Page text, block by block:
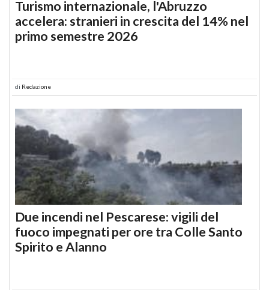
Turismo internazionale, l'Abruzzo
accelera: stranieri in crescita del 14% nel
primo semestre 2026
di Redazione
Due incendi nel Pescarese: vigili del
fuoco impegnati per ore tra Colle Santo
Spirito e Alanno